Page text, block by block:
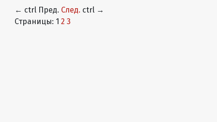
← ctrl Пред. След. ctrl →
Страницы: 1 2 3